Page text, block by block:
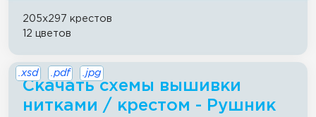
205x297 крестов
12 цветов
Скачать схемы вышивки
нитками / крестом - Рушник
.xsd .pdf .jpg